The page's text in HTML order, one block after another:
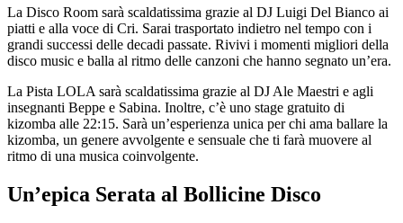
La Disco Room sarà scaldatissima grazie al DJ Luigi Del Bianco ai
piatti e alla voce di Cri. Sarai trasportato indietro nel tempo con i
grandi successi delle decadi passate. Rivivi i momenti migliori della
disco music e balla al ritmo delle canzoni che hanno segnato un’era.
La Pista LOLA sarà scaldatissima grazie al DJ Ale Maestri e agli
insegnanti Beppe e Sabina. Inoltre, c’è uno stage gratuito di
kizomba alle 22:15. Sarà un’esperienza unica per chi ama ballare la
kizomba, un genere avvolgente e sensuale che ti farà muovere al
ritmo di una musica coinvolgente.
Un’epica Serata al Bollicine Disco